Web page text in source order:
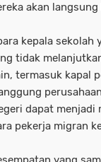
akan
kepala
tidak
termasuk kapal
dapat menjadi
pekerja migran